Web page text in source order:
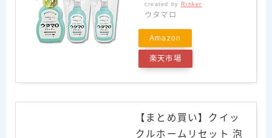
created by Rinker
ウタマロ
Amazon
楽天市場
【まとめ買い】クイッ
クルホームリセット 泡